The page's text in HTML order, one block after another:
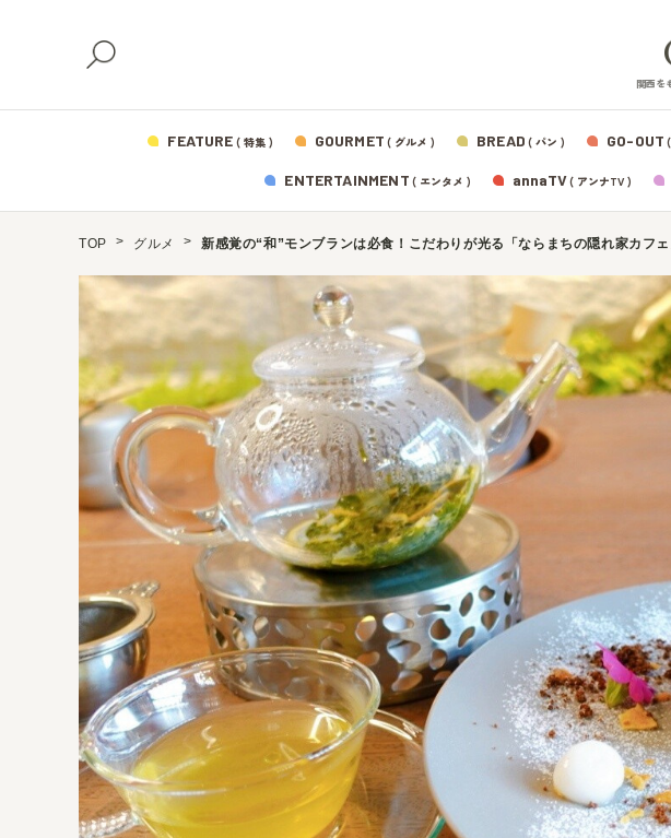
関西を
FEATURE ( 特集 ) GOURMET ( グルメ ) BREAD ( パン ) GO-OUT
ENTERTAINMENT ( エンタメ ) annaTV( アンナTV )
TOP グルメ 新感覚の“和”モンブランは必食！こだわりが光る「ならまちの隠れ家カフェ